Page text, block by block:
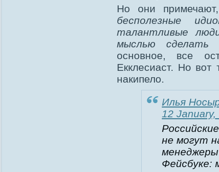
Но они
бесполезные
талантливые
мыслью сделать
основное, все
Екклесиаст. Но вот
накипело.
Илья
12
не могут
Фейсбуке: